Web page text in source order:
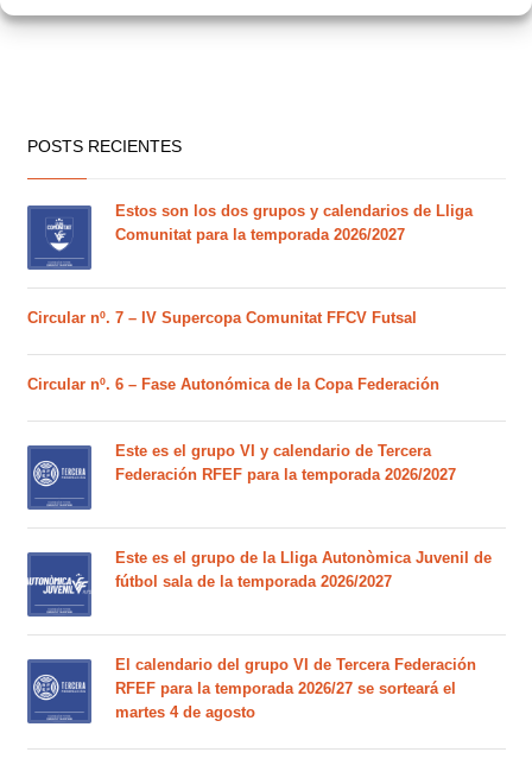
POSTS RECIENTES
Estos son los dos grupos y calendarios de Lliga
Comunitat para la temporada 2026/2027
Circular nº. 7 – IV Supercopa Comunitat FFCV Futsal
Circular nº. 6 – Fase Autonómica de la Copa Federación
Este es el grupo VI y calendario de Tercera
Federación RFEF para la temporada 2026/2027
Este es el grupo de la Lliga Autonòmica Juvenil de
fútbol sala de la temporada 2026/2027
El calendario del grupo VI de Tercera Federación
RFEF para la temporada 2026/27 se sorteará el
martes 4 de agosto